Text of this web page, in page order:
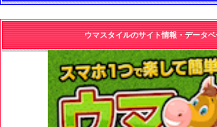
ウマスタイルのサイト情報・データベ